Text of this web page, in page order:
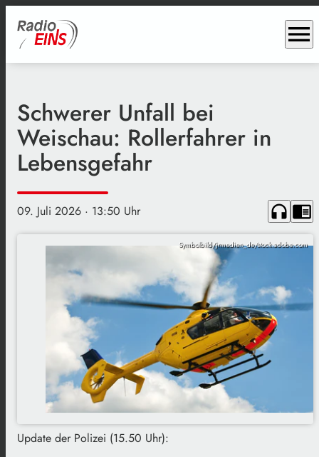
menu
Schwerer Unfall bei
Weischau: Rollerfahrer in
Lebensgefahr
09. Juli 2026 · 13:50 Uhr headphones chrome_reader_mode
Symbolbild/jrmedien_de/stock.adobe.com
Update der Polizei (15.50 Uhr):